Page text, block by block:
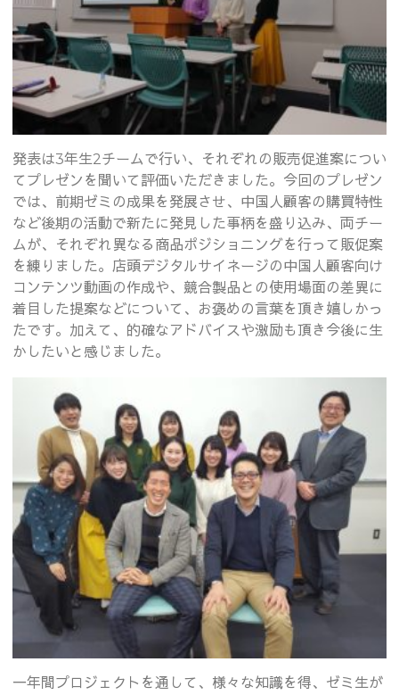
発表は3年生2チームで行い、それぞれの販売促進案につい
てプレゼンを聞いて評価いただきました。今回のプレゼン
では、前期ゼミの成果を発展させ、中国人顧客の購買特性
など後期の活動で新たに発見した事柄を盛り込み、両チー
ムが、それぞれ異なる商品ポジショニングを行って販促案
を練りました。店頭デジタルサイネージの中国人顧客向け
コンテンツ動画の作成や、競合製品との使用場面の差異に
着目した提案などについて、お褒めの言葉を頂き嬉しかっ
たです。加えて、的確なアドバイスや激励も頂き今後に生
かしたいと感じました。
一年間プロジェクトを通して、様々な知識を得、ゼミ生が